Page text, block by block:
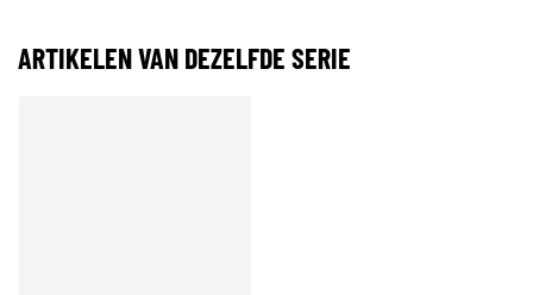
ARTIKELEN VAN DEZELFDE SERIE